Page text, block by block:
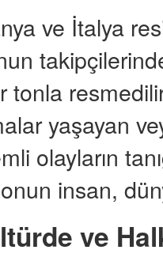
ve İtalya
tonla
yaşayan
olayların
insan,
ve